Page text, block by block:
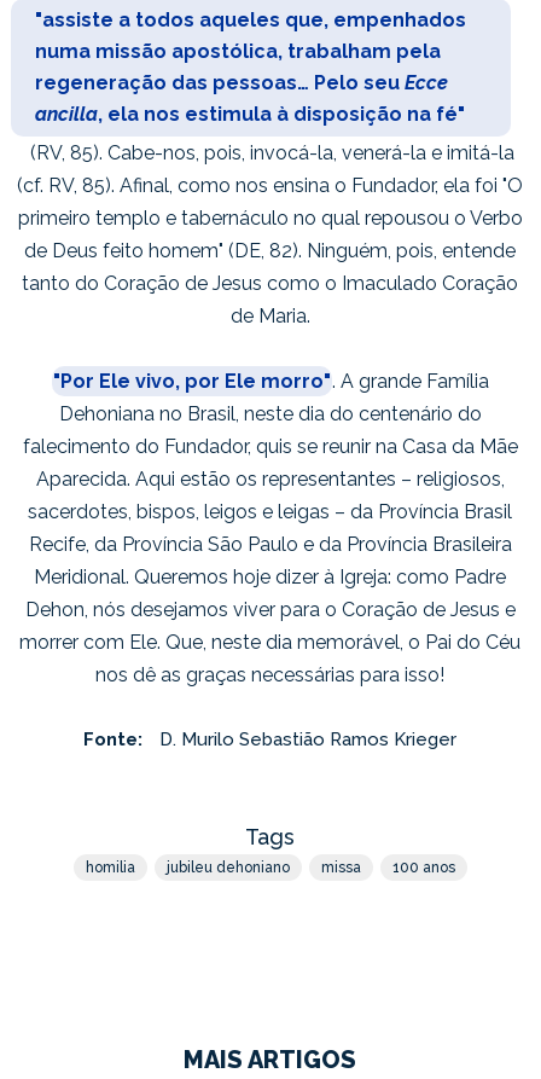
"assiste a todos aqueles que, empenhados
numa missão apostólica, trabalham pela
regeneração das pessoas… Pelo seu Ecce
ancilla, ela nos estimula à disposição na fé"
(RV, 85). Cabe-nos, pois, invocá-la, venerá-la e imitá-la
(cf. RV, 85). Afinal, como nos ensina o Fundador, ela foi "O
primeiro templo e tabernáculo no qual repousou o Verbo
de Deus feito homem" (DE, 82). Ninguém, pois, entende
tanto do Coração de Jesus como o Imaculado Coração
de Maria.
"Por Ele vivo, por Ele morro". A grande Família
Dehoniana no Brasil, neste dia do centenário do
falecimento do Fundador, quis se reunir na Casa da Mãe
Aparecida. Aqui estão os representantes – religiosos,
sacerdotes, bispos, leigos e leigas – da Província Brasil
Recife, da Província São Paulo e da Província Brasileira
Meridional. Queremos hoje dizer à Igreja: como Padre
Dehon, nós desejamos viver para o Coração de Jesus e
morrer com Ele. Que, neste dia memorável, o Pai do Céu
nos dê as graças necessárias para isso!
Fonte: D. Murilo Sebastião Ramos Krieger
Tags
homilia jubileu dehoniano missa 100 anos
MAIS ARTIGOS